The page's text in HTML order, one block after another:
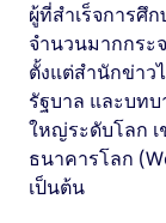
ผู้ที่สำเร็จการ
จำนวนมากกระ
ตั้งแต่สำนักข่าว
รัฐบาล และบท
ใหญ่ระดับโลก
ธนาคารโลก
เป็นต้น